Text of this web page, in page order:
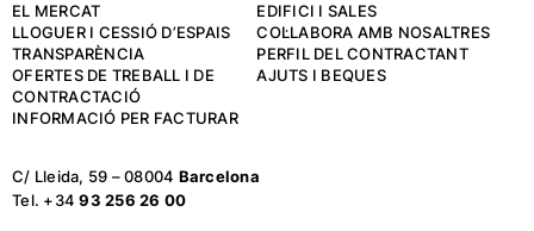
EL MERCAT
EDIFICI I SALES
LLOGUER I CESSIÓ D’ESPAIS
COL·LABORA AMB NOSALTRES
TRANSPARÈNCIA
PERFIL DEL CONTRACTANT
OFERTES DE TREBALL I DE
CONTRACTACIÓ
AJUTS I BEQUES
INFORMACIÓ PER FACTURAR
C/ Lleida, 59 – 08004 Barcelona
Tel. +3493 256 26 00